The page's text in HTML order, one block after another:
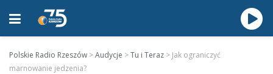
Polskie Radio Rzeszów >Audycje >Tu i Teraz > Jak ograniczyć
marnowanie jedzenia?